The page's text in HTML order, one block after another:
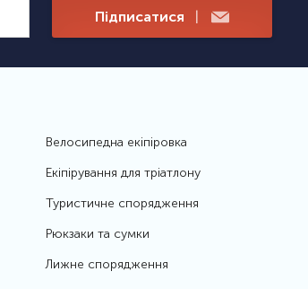
Підписатися |
Велосипедна екіпіровка
Екіпірування для тріатлону
Туристичне спорядження
Рюкзаки та сумки
Лижне спорядження